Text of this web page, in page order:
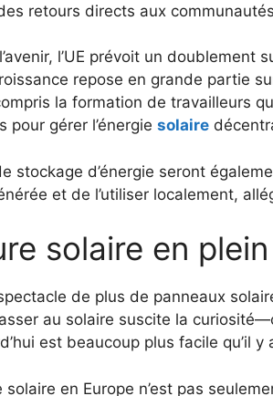
retours directs aux
l’UE prévoit un doublement
repose en grande partie
la formation de travailleurs
pour gérer l’énergie solaire
stockage d’énergie seront
et de l’utiliser localement,
solaire en
de plus de panneaux
au solaire suscite la
est beaucoup plus facile qu’il y
solaire en Europe n’est pas